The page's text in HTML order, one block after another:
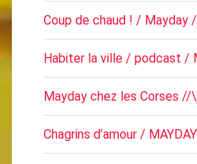
Coup de chaud ! / Mayday
Habiter la ville / podcast /
Mayday chez les Corses //
Chagrins d’amour /